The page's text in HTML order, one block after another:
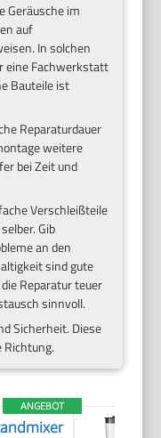
Geräusche im
auf
In solchen
eine Fachwerkstatt
Bauteile ist
Reparaturdauer
weitere
bei Zeit und
Verschleißteile
Gib
an den
sind gute
Reparatur teuer
sinnvoll.
Sicherheit. Diese
ANGEBOT